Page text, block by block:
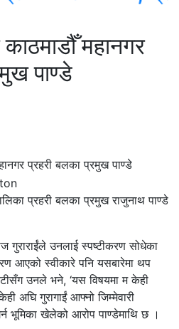
महानगर
पाण्डे
प्रहरी बलका प्रमुख राजुनाथ पाण्डे
उनलाई स्पष्टीकरण सोधेका
आएको स्वीकारे पनि यसबारेमा थप
उनले भने, ‘यस विषयमा म केही
अघि गुरागाईं आफ्नो जिम्मेवारी
भूमिका खेलेको आरोप पाण्डेमाथि छ ।